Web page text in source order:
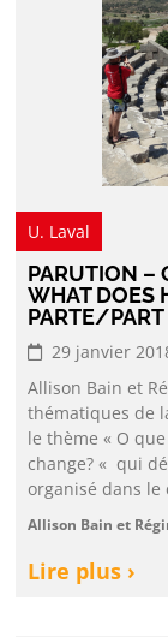
U. Laval
PARUTION –
WHAT DOES
PARTE/PART
29 janvier
Allison Bain et
thématiques de
le thème « O
change? « qui
organisé dans
Allison Bain et
Lire plus ›